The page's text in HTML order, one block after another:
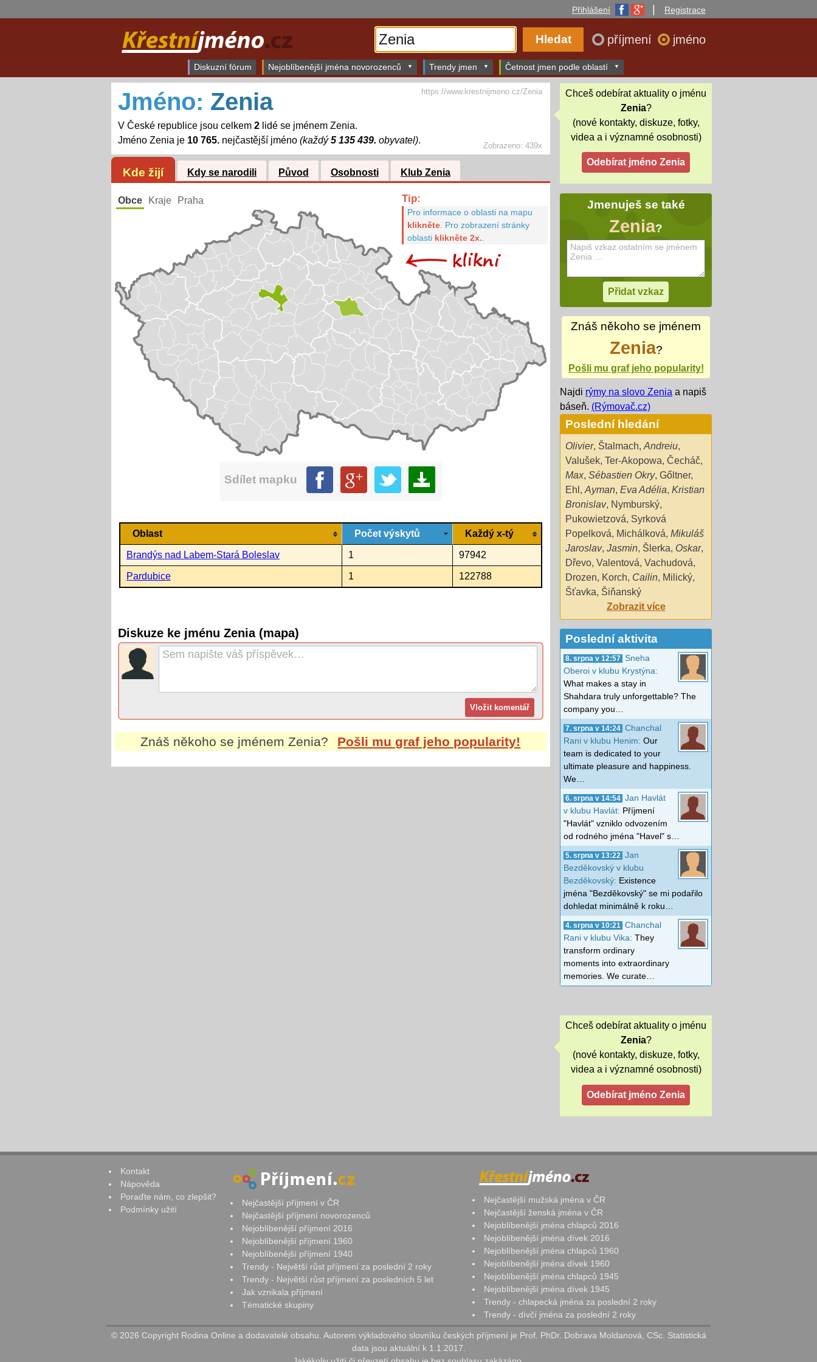
Přihlášení Registrace
příjmení jméno
Diskuzní fórum Nejoblíbenější jména novorozenců Trendy jmen Četnost jmen podle oblastí
Zobrazeno: 439x
Jméno: Zenia
V České republice jsou celkem 2lidé se jménem Zenia.
Jméno Zenia je 10 765.nejčastější jméno (každý5 135 439. obyvatel).
https://www.krestnijmeno.cz/Zenia
Kde žijí Kdy se narodili Původ Osobnosti Klub Zenia
Obce Kraje Praha Tip:
Pro informace o oblasti na mapu
klikněte. Pro zobrazení stránky
oblasti klikněte 2x.
Sdílet mapku
Oblast Počet výskytů Každý x-tý
Brandýs nad Labem-Stará Boleslav 1 97942
Pardubice 1 122788
Diskuze ke jménu Zenia (mapa)
Znáš někoho se jménemZenia? Pošli mu graf jeho popularity!
Chceš odebírat aktuality o jménu
Zenia?
(nové kontakty, diskuze, fotky,
videa a i významné osobnosti)
Jmenuješ se také
Zenia?
Znáš někoho se jménem
Zenia?
Pošli mu graf jeho popularity!
Najdi rýmy na slovo Zenia a napiš
báseň. (Rýmovač.cz)
Poslední hledání
Olivier, Štalmach, Andreiu,
Valušek, Ter-Akopowa, Čecháč,
Max, Sébastien Okry, Gőltner,
Ehl , Ayman, Eva Adélia, Kristian
Bronislav, Nymburský,
Pukowietzová, Syrková
Popelková, Michálková, Mikuláš
Jaroslav, Jasmin, Šlerka, Oskar,
Dřevo, Valentová, Vachudová,
Drozen, Korch, Cailin, Milický,
Šťavka, Šiňanský
Zobrazit více
Poslední aktivita
8. srpna v 12:57
Sneha
Oberoi v klubu Krystýna:
What makes a stay in
Shahdara truly unforgettable? The
company you…
7. srpna v 14:24 Chanchal
Rani v klubu Henim: Our
team is dedicated to your
ultimate pleasure and happiness.
We…
6. srpna v 14:54 Jan Havlát
v klubu Havlát: Příjmení
"Havlát" vzniklo odvozením
od rodného jména "Havel" s…
5. srpna v 13:22
Jan
Bezděkovský v klubu
Bezděkovský: Existence
jména "Bezděkovský" se mi podařilo
dohledat minimálně k roku…
4. srpna v 10:21
Chanchal
Rani v klubu Vika: They
transform ordinary
moments into extraordinary
memories. We curate…
Chceš odebírat aktuality o jménu
Zenia?
(nové kontakty, diskuze, fotky,
videa a i významné osobnosti)
Kontakt
Nápověda
Poraďte nám, co zlepšit?
Podmínky užití
Nejčastější příjmení v ČR
Nejčastější příjmení novorozenců
Nejoblíbenější příjmení 2016
Nejoblíbenější příjmení 1960
Nejoblíbenější příjmení 1940
Trendy - Největší růst příjmení za poslední 2 roky
Trendy - Největší růst příjmení za posledních 5 let
Jak vznikala příjmení
Tématické skupiny
Nejčastější mužská jména v ČR
Nejčastější ženská jména v ČR
Nejoblíbenější jména chlapců 2016
Nejoblíbenější jména dívek 2016
Nejoblíbenější jména chlapců 1960
Nejoblíbenější jména dívek 1960
Nejoblíbenější jména chlapců 1945
Nejoblíbenější jména dívek 1945
Trendy - chlapecká jména za poslední 2 roky
Trendy - dívčí jména za poslední 2 roky
© 2026 Copyright Rodina Online a dodavatelé obsahu. Autorem výkladového slovníku českých příjmení je Prof. PhDr. Dobrava Moldanová, CSc. Statistická
data jsou aktuální k 1.1.2017.